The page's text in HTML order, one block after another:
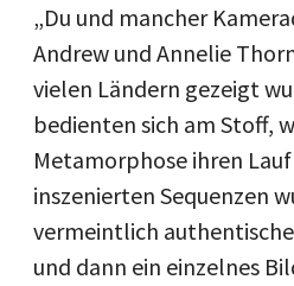
„Du und mancher
Andrew und Annelie
vielen Ländern gezeigt
bedienten sich am Stoff,
Metamorphose ihren
inszenierten Sequenzen
vermeintlich
und dann ein einzelnes